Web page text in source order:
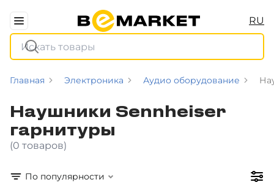
RU
Главная Электроника Аудио оборудование
Наушники Sennheiser
гарнитуры
(0 товаров)
По популярности